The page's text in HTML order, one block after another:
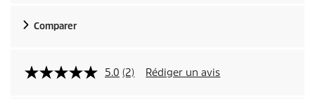
Comparer
5.0 (2) Rédiger un avis